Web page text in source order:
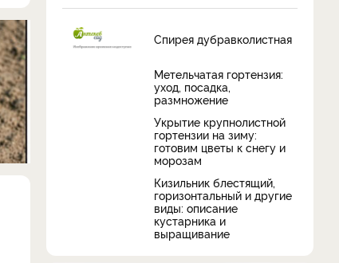
Спирея дубравколистная
Метельчатая гортензия:
уход, посадка,
размножение
Укрытие крупнолистной
гортензии на зиму:
готовим цветы к снегу и
морозам
Кизильник блестящий,
горизонтальный и другие
виды: описание
кустарника и
выращивание